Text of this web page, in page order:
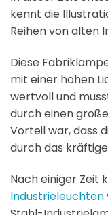
kennt die
Reihen von alten
Diese
mit einer hohen
wertvoll und
durch einen
Vorteil war, dass
durch das
Nach einiger Zeit
Industrieleuchten